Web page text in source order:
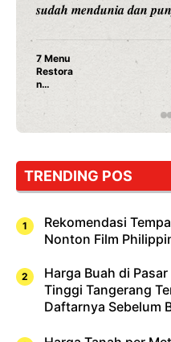
sudah mendunia dan
7 Menu
Restora
n
Jepang
yang
Dicoba,
Cuma
Sushi!
TRENDING POS
Rekomendasi
Nonton Film
Harga Buah di
Tinggi Tangerang
Daftarnya Sebelum